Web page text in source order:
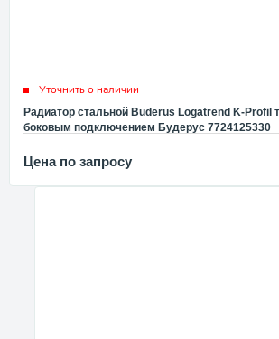
Уточнить о наличии
Радиатор стальной Buderus Logatrend K-Profil
боковым подключением Будерус 7724125330
Цена по запросу